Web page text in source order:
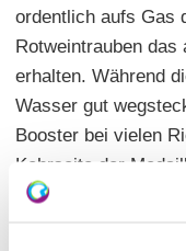
ordentlich aufs Gas
Rotweintrauben das
erhalten. Während
Wasser gut
Booster bei vielen
Kehrseite der
gesundes Lesegut